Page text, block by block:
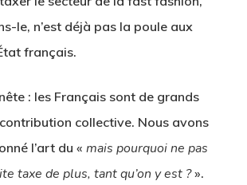
le, n’est déjà pas la poule aux
français.
: les Français sont de grands
collective. Nous avons
l’art du « mais pourquoi ne pas
taxe de plus, tant qu’on y est ?».